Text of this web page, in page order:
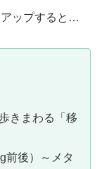
アップすると…
きまわる「移
前後）～メタ